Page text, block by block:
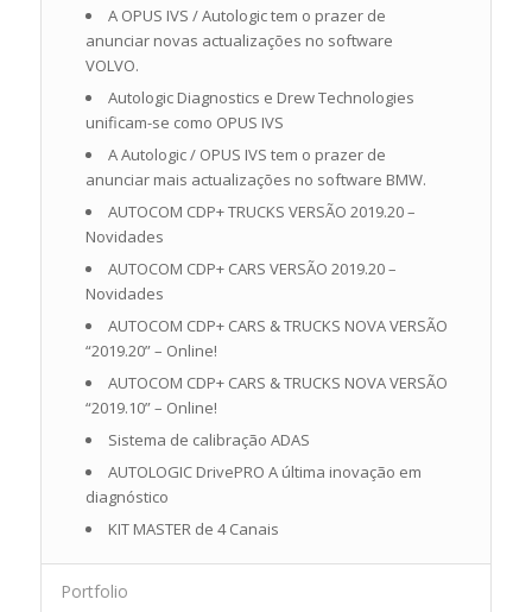
A OPUS IVS / Autologic tem o prazer de
anunciar novas actualizações no software
VOLVO.
Autologic Diagnostics e Drew Technologies
unificam-se como OPUS IVS
A Autologic / OPUS IVS tem o prazer de
anunciar mais actualizações no software BMW.
AUTOCOM CDP+ TRUCKS VERSÃO 2019.20 –
Novidades
AUTOCOM CDP+ CARS VERSÃO 2019.20 –
Novidades
AUTOCOM CDP+ CARS & TRUCKS NOVA VERSÃO
“2019.20” – Online!
AUTOCOM CDP+ CARS & TRUCKS NOVA VERSÃO
“2019.10” – Online!
Sistema de calibração ADAS
AUTOLOGIC DrivePRO A última inovação em
diagnóstico
KIT MASTER de 4 Canais
Portfolio